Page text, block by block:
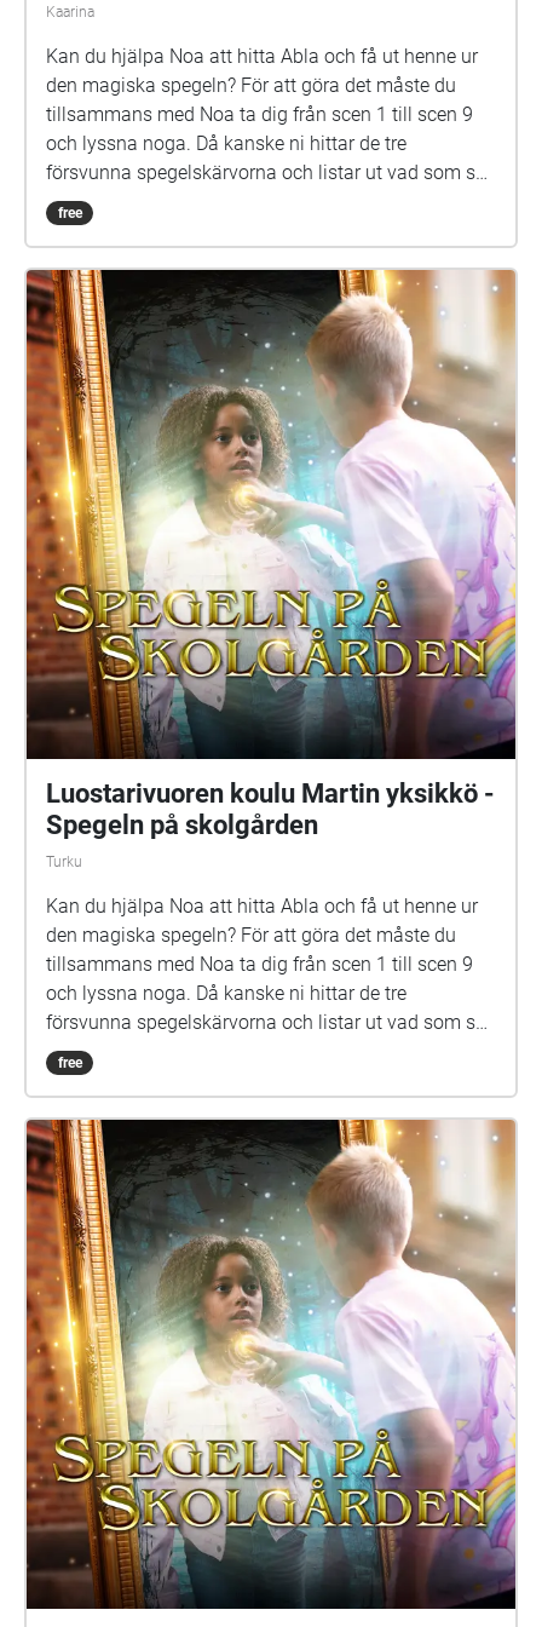
Kaarina
Kan du hjälpa Noa att hitta Abla och få ut henne ur
den magiska spegeln? För att göra det måste du
tillsammans med Noa ta dig från scen 1 till scen 9
och lyssna noga. Då kanske ni hittar de tre
försvunna spegelskärvorna och listar ut vad som ska
göras med dem. Det kan hända att fler försvunna
barn dyker upp i skärvorna. På skolgården kommer
här skolan för länge sen. Hon är virrig, men det lönar
sig att lyssna på henne. Siri och Selma kan du
däremot gärna akta dig för. Spegeln på skolgården-
äventyret är skrivet av Monica Vikström-Jokela. De
som gör rollerna är: Noa: Theo Zilliacus Siri: Rebecka
Mellgren Selma: Olivia Söderholm Abla: Beatrice
Holmström Frank: Samuel Bahne Märta: Saga
Sederholm Nalle: Oskar Pöysti Polisen: Stella Laine
Elna: Sue Lemström Elever på skolgården spelas av:
Livia Ahlström, Kajsa Degn, Bon Järf, Luna Lukka,
Salma Sarkola, Amie Sidibeh och Norah Thottungal.
Vi andra som har jobbat med äventyret är: Barbro
Ahlstedt, Clas Christiansen, Jessica Edén, Sofie
Gammals, Anne Hämäläinen, Timo Hietala, Niko
Ingman, Anna-Maija Kalén, Marina Meinander och
Are Nikkinen. Äventyret är gjort av Svenska Yle
drama. Vi hoppas att du ska ha en rolig och
spännande stund på din skolgård!
free
Luostarivuoren koulu Martin yksikkö -
Spegeln på skolgården
Turku
Kan du hjälpa Noa att hitta Abla och få ut henne ur
den magiska spegeln? För att göra det måste du
tillsammans med Noa ta dig från scen 1 till scen 9
och lyssna noga. Då kanske ni hittar de tre
försvunna spegelskärvorna och listar ut vad som ska
göras med dem. Det kan hända att fler försvunna
barn dyker upp i skärvorna. På skolgården kommer
här skolan för länge sen. Hon är virrig, men det lönar
sig att lyssna på henne. Siri och Selma kan du
däremot gärna akta dig för. Spegeln på skolgården-
äventyret är skrivet av Monica Vikström-Jokela. De
som gör rollerna är: Noa: Theo Zilliacus Siri: Rebecka
Mellgren Selma: Olivia Söderholm Abla: Beatrice
Holmström Frank: Samuel Bahne Märta: Saga
Sederholm Nalle: Oskar Pöysti Polisen: Stella Laine
Elna: Sue Lemström Elever på skolgården spelas av:
Livia Ahlström, Kajsa Degn, Bon Järf, Luna Lukka,
Salma Sarkola, Amie Sidibeh och Norah Thottungal.
Vi andra som har jobbat med äventyret är: Barbro
Ahlstedt, Clas Christiansen, Jessica Edén, Sofie
Gammals, Anne Hämäläinen, Timo Hietala, Niko
Ingman, Anna-Maija Kalén, Marina Meinander och
Are Nikkinen. Äventyret är gjort av Svenska Yle
drama. Vi hoppas att du ska ha en rolig och
free